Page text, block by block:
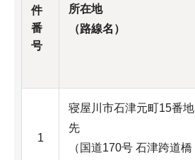
件
番
号
所在地
（路線名）
1
寝屋川市石津元町15番地
先
（国道170号 石津跨道橋